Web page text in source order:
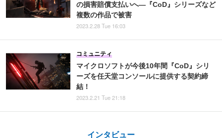
の損害賠償支払いへ―『CoD』シリーズなど
複数の作品で被害
2023.2.28 Tue 16:03
マイクロソフトが今後10年間『CoD』シリ
ーズを任天堂コンソールに提供する契約締
結！
コミュニティ
2023.2.21 Tue 21:18
インタビュー